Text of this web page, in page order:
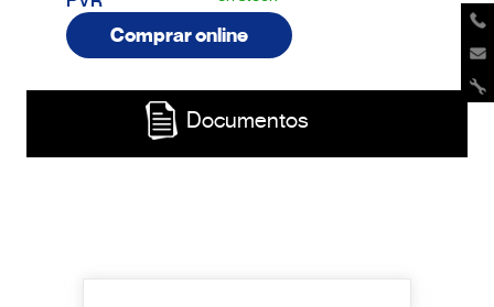
Comprar online
Documentos